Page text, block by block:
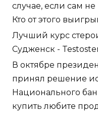
случае, если сам
Кто от этого
Лучший курс
Судженск -
В октябре
принял решение
Национального
купить любите